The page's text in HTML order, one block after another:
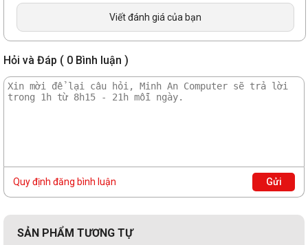
chung
Điện năng tiêu
thụ
22W
Kích thước chi
tiết
358.8 (H) × 616.0 (W) × 35.9 (D)
(không chân đế)
447.4 (H) × 616.0 (W) × 195.9 (D)
(có chân đế)
Viết đánh giá của bạn
Hỏi và Đáp ( 0 Bình luận )
Quy định đăng bình luận Gửi
SẢN PHẨM TƯƠNG TỰ